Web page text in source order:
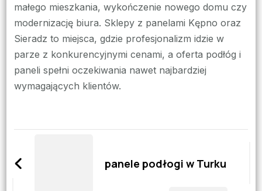
małego mieszkania, wykończenie nowego domu czy
modernizację biura. Sklepy z panelami Kępno oraz
Sieradz to miejsca, gdzie profesjonalizm idzie w
parze z konkurencyjnymi cenami, a oferta podłóg i
paneli spełni oczekiwania nawet najbardziej
wymagających klientów.
wpisy
panele podłogi w Turku